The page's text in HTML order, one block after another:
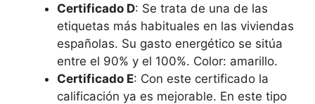
Certificado D: Se trata de una de las
etiquetas más habituales en las viviendas
españolas. Su gasto energético se sitúa
entre el 90% y el 100%. Color: amarillo.
Certificado E: Con este certificado la
calificación ya es mejorable. En este tipo